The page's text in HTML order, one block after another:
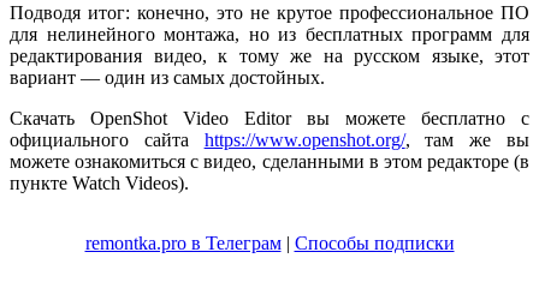
Подводя итог: конечно, это не крутое профессиональное ПО
для нелинейного монтажа, но из бесплатных программ для
редактирования видео, к тому же на русском языке, этот
вариант — один из самых достойных.
Скачать OpenShot Video Editor вы можете бесплатно с
официального сайта https://www.openshot.org/, там же вы
можете ознакомиться с видео, сделанными в этом редакторе (в
пункте Watch Videos).
remontka.pro в Телеграм| Способы подписки